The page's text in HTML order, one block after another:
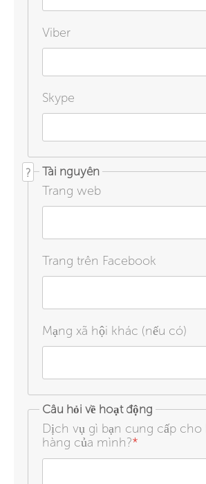
Viber
Skype
Tài nguyên
?
Trang web
Trang trên Facebook
Mạng xã hội khác (nếu có)
Câu hỏi về hoạt động
Dịch vụ gì bạn cung cấp cho
hàng của mình?*